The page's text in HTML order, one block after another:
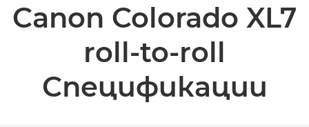
Бизнес продукти
Canon Colorado XL7
roll-to-roll
Спецификации